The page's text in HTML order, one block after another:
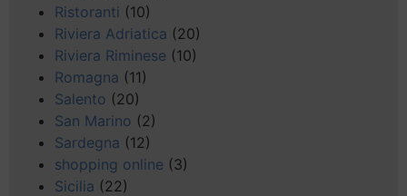
Ristoranti (10)
Riviera Adriatica (20)
Riviera Riminese (10)
Romagna (11)
Salento (20)
San Marino (2)
Sardegna (12)
shopping online (3)
Sicilia (22)